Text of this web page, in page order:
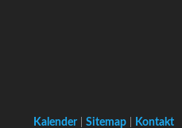
Kalender| Sitemap Kontakt